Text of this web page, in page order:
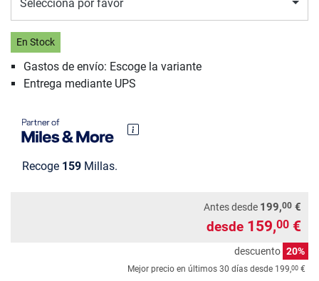
Selecciona por favor
En Stock
Gastos de envío: Escoge la variante
Entrega mediante UPS
Recoge 159 Millas.
Antes desde 199,00 €
desde 159,00 €
descuento 20%
Mejor precio en últimos 30 días desde 199,00 €